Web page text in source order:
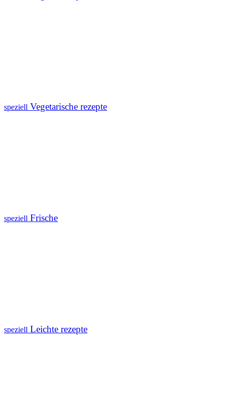
speziell Vegetarische rezepte
speziell Frische
speziell Leichte rezepte